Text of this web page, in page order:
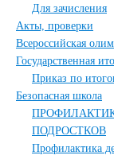
Для зачисления
Акты, проверки
Всероссийская
Государственная
Приказ по
Безопасная школа
ПОДРОСТКОВ
Профилактика